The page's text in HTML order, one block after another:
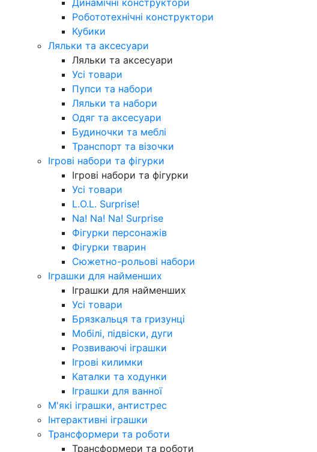
Робототехнічні конструктори
Кубики
Ляльки та аксесуари
Ляльки та аксесуари
Усі товари
Пупси та набори
Ляльки та набори
Одяг та аксесуари
Будиночки та меблі
Транспорт та візочки
Ігрові набори та фігурки
Ігрові набори та фігурки
Усі товари
L.O.L. Surprise!
Na! Na! Na! Surprise
Фігурки персонажів
Фігурки тварин
Сюжетно-рольові набори
Іграшки для найменших
Іграшки для найменших
Усі товари
Брязкальця та гризунці
Мобілі, підвіски, дуги
Розвиваючі іграшки
Ігрові килимки
Каталки та ходунки
Іграшки для ванної
М'які іграшки, антистрес
Інтерактивні іграшки
Трансформери та роботи
Трансформери та роботи